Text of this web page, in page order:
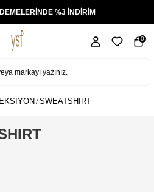
ÜCRETSİZ KARGO
0
SWEATSHIRT